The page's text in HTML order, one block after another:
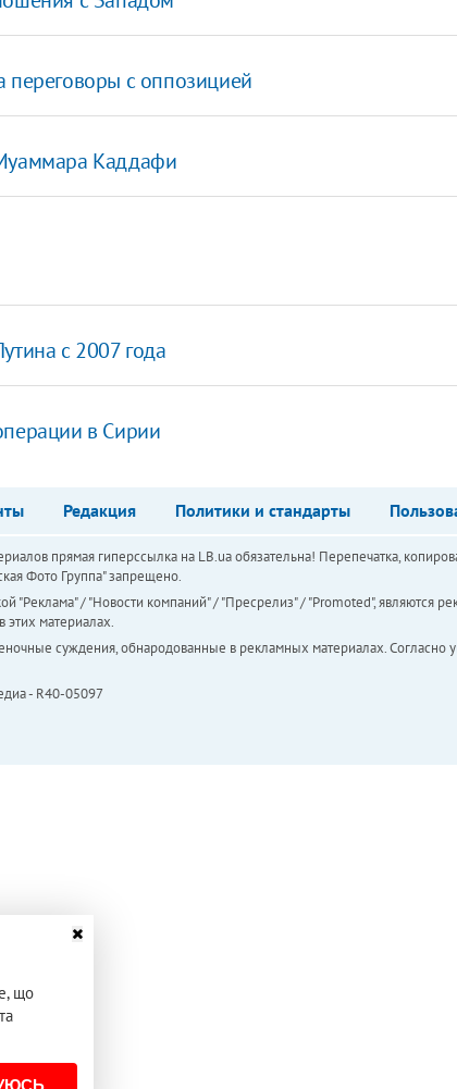
переговоры с оппозицией
Каддафи
с 2007 года
в Сирии
Редакция Политики и стандарты
прямая гиперссылка на LB.ua обязательна! Перепечатка,
Фото Группа" запрещено.
"Реклама" / "Новости компаний" / "Пресрелиз" / "Promoted", являются
этих материалах.
суждения, обнародованные в рекламных материалах. Согласно
- R40-05097
що